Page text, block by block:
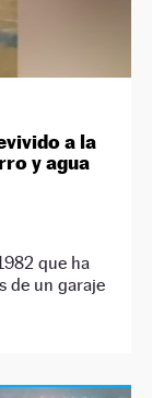
a la
y agua
que ha
de un garaje